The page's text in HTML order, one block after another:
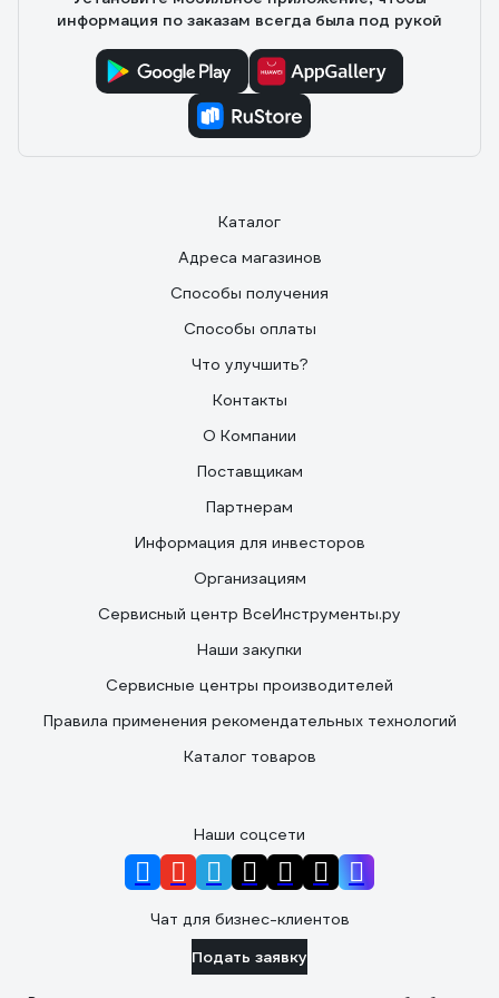
работе.
Автоматика работает исправно. Открыл кран - насос
включился, закрыл - выключился.
информация по заказам всегда была под рукой
Каталог
Адреса магазинов
Способы получения
Способы оплаты
Что улучшить?
Контакты
О Компании
Поставщикам
Партнерам
Информация для инвесторов
Организациям
Сервисный центр ВсеИнструменты.ру
Наши закупки
Сервисные центры производителей
Правила применения рекомендательных технологий
Каталог товаров
Наши соцсети
Чат для бизнес-клиентов
Подать заявку